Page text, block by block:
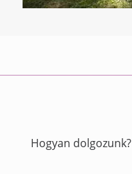
Hogyan dolgozunk?